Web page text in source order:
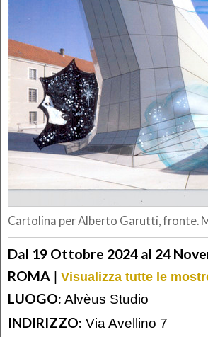
Cartolina per Alberto Garutti, fronte.
Dal 19 Ottobre 2024 al 24
ROMA | Visualizza tutte le
LUOGO: Alvèus Studio
INDIRIZZO: Via Avellino 7